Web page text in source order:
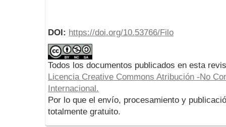
DOI: https://doi.org/10.53766/Filo
Todos los documentos publicados en esta
Licencia Creative Commons Atribución -No
Internacional.
Por lo que el envío, procesamiento y
totalmente gratuito.